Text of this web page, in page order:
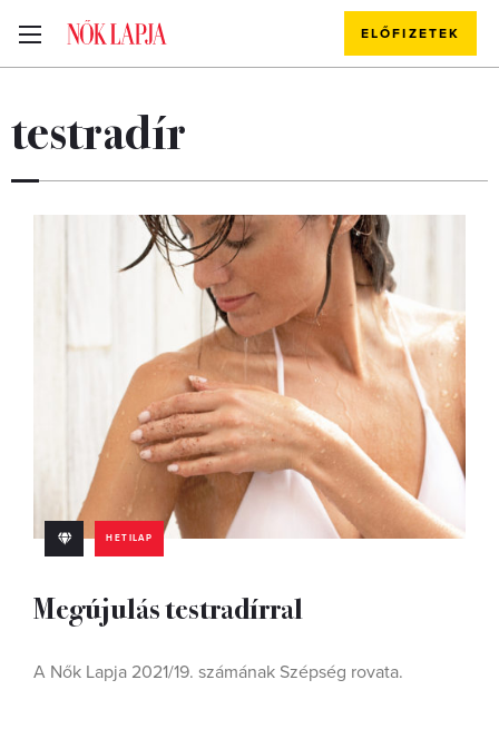
ELŐFIZETEK
testradír
HETILAP
Megújulás testradírral
A Nők Lapja 2021/19. számának Szépség rovata.